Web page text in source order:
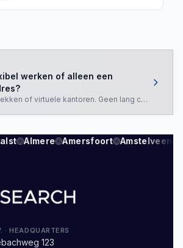
werken of alleen een
of virtuele kantoren. Geen lang contract
Almere Amersfoort Amstelveen
·HEADQUARTERS
123